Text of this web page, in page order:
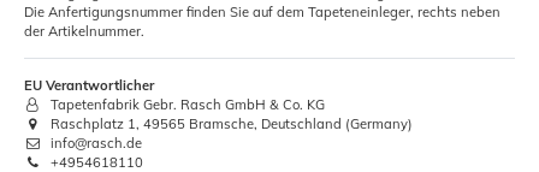
Die Anfertigungsnummer finden Sie auf dem Tapeteneinleger, rechts neben
der Artikelnummer.
EU Verantwortlicher
Tapetenfabrik Gebr. Rasch GmbH & Co. KG
Raschplatz 1, 49565 Bramsche, Deutschland (Germany)
info@rasch.de
+4954618110